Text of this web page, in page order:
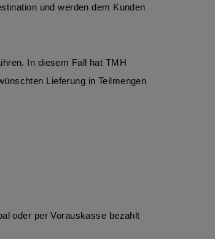
und werden dem Kunden
In diesem Fall hat TMH
Lieferung in Teilmengen
oder per Vorauskasse bezahlt